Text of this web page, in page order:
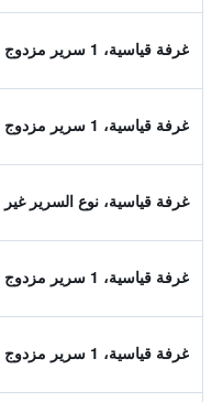
غرفة قياسية، 1 سرير مزدوج
غرفة قياسية، 1 سرير مزدوج
غرفة قياسية، نوع السرير
غرفة قياسية، 1 سرير مزدوج
غرفة قياسية، 1 سرير مزدوج